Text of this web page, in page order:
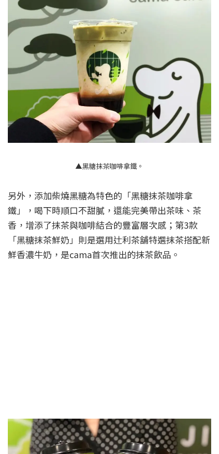
▲黑糖抹茶咖啡拿鐵。
另外，添加柴燒黑糖為特色的「黑糖抹茶咖啡拿
鐵」，喝下時順口不甜膩，還能完美帶出茶味、茶
香，增添了抹茶與咖啡結合的豐富層次感；第3款
「黑糖抹茶鮮奶」則是選用辻利茶舖特選抹茶搭配新
鮮香濃牛奶，是cama首次推出的抹茶飲品。